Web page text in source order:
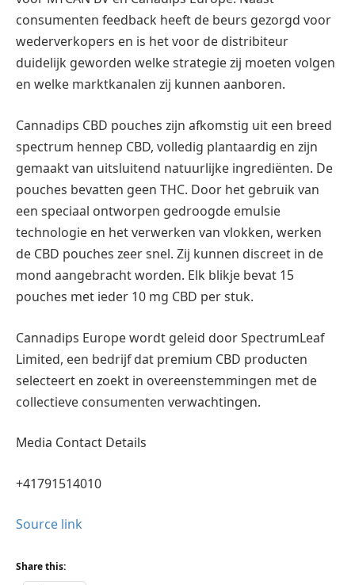
consumenten feedback heeft de beurs gezorgd voor
wederverkopers en is het voor de distribiteur
duidelijk geworden welke strategie zij moeten volgen
en welke marktkanalen zij kunnen aanboren.
Cannadips CBD pouches zijn afkomstig uit een breed
spectrum hennep CBD, volledig plantaardig en zijn
gemaakt van uitsluitend natuurlijke ingrediënten. De
pouches bevatten geen THC. Door het gebruik van
een speciaal ontworpen gedroogde emulsie
technologie en het verwerken van vlokken, werken
de CBD pouches zeer snel. Zij kunnen discreet in de
mond aangebracht worden. Elk blikje bevat 15
pouches met ieder 10 mg CBD per stuk.
Cannadips Europe wordt geleid door SpectrumLeaf
Limited, een bedrijf dat premium CBD producten
selecteert en zoekt in overeenstemmingen met de
collectieve consumenten verwachtingen.
Media Contact Details
+41791514010
Source link
Share this: